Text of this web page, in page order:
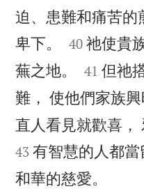
迫、患難和痛苦的
卑下。


40 祂使貴
蕪之地。


41 但祂
難， 使他們家族興
直人看見就歡喜，
43 有智慧的人都
和華的慈愛。